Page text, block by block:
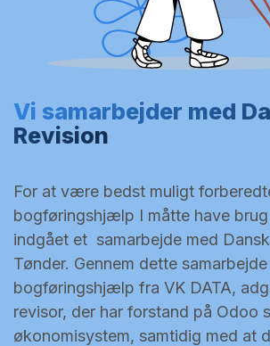
Vi samarbejder med
Revision
For at være bedst muligt
bogføringshjælp I måtte have brug
indgået et samarbejde med
Tønder. Gennem dette
bogføringshjælp fra VK DATA,
revisor, der har forstand på Odoo
økonomisystem, samtidig med at